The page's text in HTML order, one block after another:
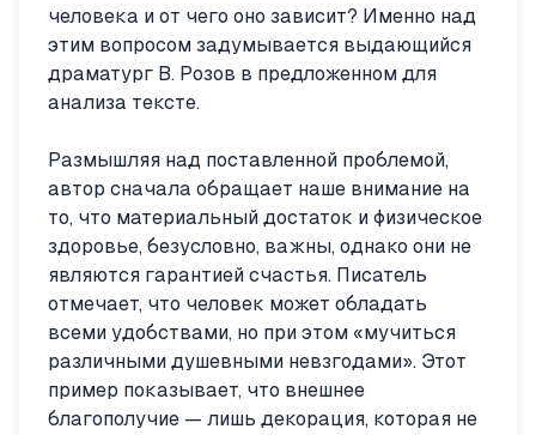
человека и от чего оно зависит? Именно над
этим вопросом задумывается выдающийся
драматург В. Розов в предложенном для
анализа тексте.
Размышляя над поставленной проблемой,
автор сначала обращает наше внимание на
то, что материальный достаток и физическое
здоровье, безусловно, важны, однако они не
являются гарантией счастья. Писатель
отмечает, что человек может обладать
всеми удобствами, но при этом «мучиться
различными душевными невзгодами». Этот
пример показывает, что внешнее
благополучие — лишь декорация, которая не